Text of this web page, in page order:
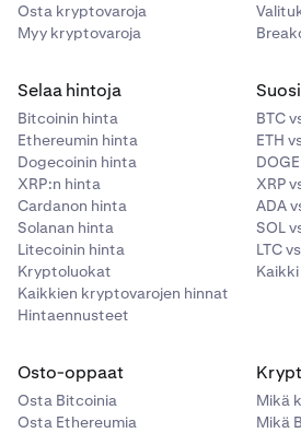
Osta kryptovaroja
Myy kryptovaroja
Selaa hintoja
Bitcoinin hinta
Ethereumin hinta
Dogecoinin hinta
XRP:n hinta
Cardanon hinta
Solanan hinta
Litecoinin hinta
Kryptoluokat
Kaikkien kryptovarojen hinnat
Hintaennusteet
BTC
ETH
XRP
ADA
SOL
LTC
Osto-oppaat
Osta Bitcoinia
Osta Ethereumia
Mikä
Mikä